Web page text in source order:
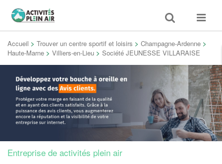
Toggle
search
Toggle
Accueil > Trouver un centre sportif et loisirs > Champagne-Ardenne >
Haute-Marne > Villiers-en-Lieu > Société JEUNESSE VILLARAISE
Entreprise de activités plein air